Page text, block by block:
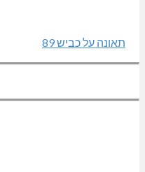
תאונה על כביש 89